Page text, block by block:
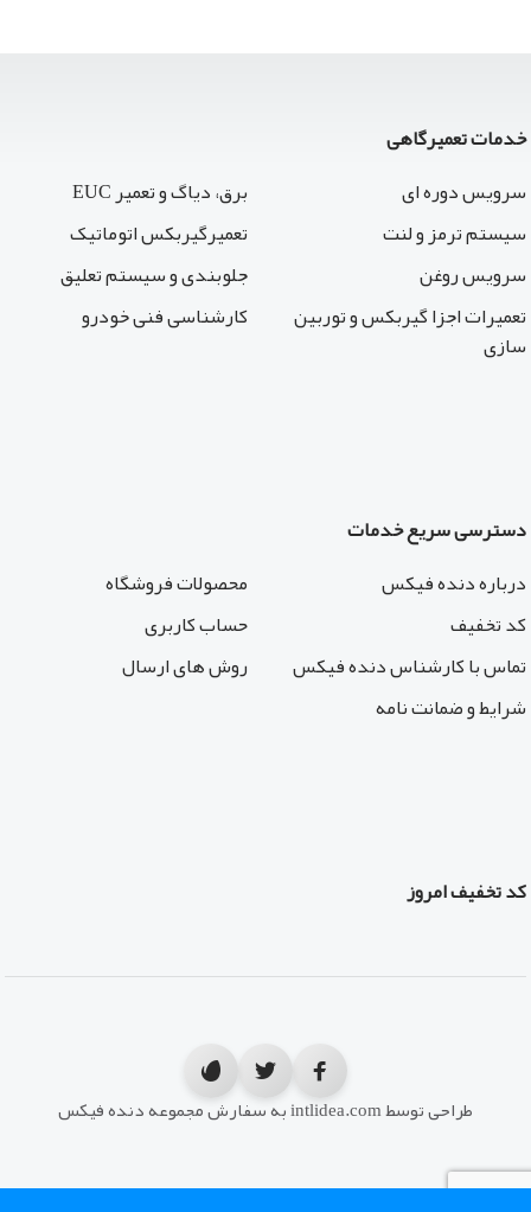
خدمات تعمیرگاهی
سرویس دوره ای
برق، دیاگ و تعمیر EUC
سیستم ترمز و لنت
تعمیرگیربکس اتوماتیک
سرویس روغن
جلوبندی و سیستم تعلیق
تعمیرات اجزا گیربکس و توربین
سازی
کارشناسی فنی خودرو
دسترسی سریع خدمات
درباره دنده فیکس
محصولات فروشگاه
کد تخفیف
حساب کاربری
تماس با کارشناس دنده فیکس
روش های ارسال
شرایط و ضمانت نامه
کد تخفیف امروز
طراحی توسط intlidea.com به سفارش مجموعه دنده فیکس